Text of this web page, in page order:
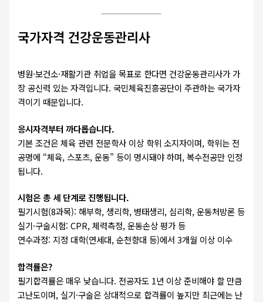
국가자격 건강운동관리사
병원·보건소·재활기관 취업을 목표로 한다면 건강운동관리사가 가
장 공신력 있는 자격입니다. 국민체육진흥공단이 주관하는 국가자
격이기 때문입니다.
응시자격부터 까다롭습니다.
기본 조건은 체육 관련 전문학사 이상 학위 소지자이며, 학위는 전
공명에 “체육, 스포츠, 운동” 등이 명시돼야 하며, 복수전공만 인정
됩니다.
시험은 총 세 단계로 진행됩니다.
필기시험(8과목): 해부학, 생리학, 병태생리, 심리학, 운동처방론 등
실기·구술시험: CPR, 체력측정, 운동손상 평가 등
연수과정: 지정 대학(연세대, 순천향대 등)에서 3개월 이상 이수
합격률은?
필기합격률은 매우 낮습니다. 전공자도 1년 이상 준비해야 할 만큼
고난도이며, 실기·구술은 상대적으로 합격률이 높지만 최근에는 난